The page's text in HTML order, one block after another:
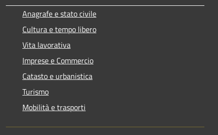
Anagrafe e stato civile
Cultura e tempo libero
Vita lavorativa
Imprese e Commercio
Catasto e urbanistica
Turismo
Mobilità e trasporti